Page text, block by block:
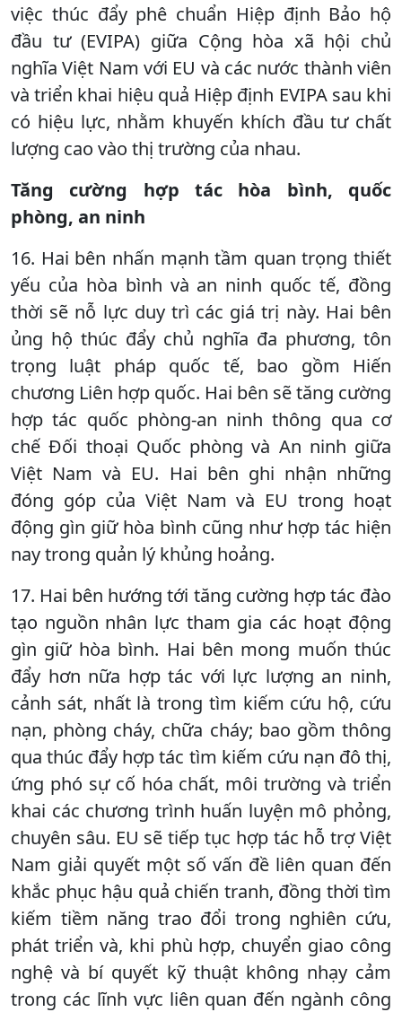
việc thúc đẩy phê chuẩn Hiệp định Bảo hộ
đầu tư (EVIPA) giữa Cộng hòa xã hội chủ
nghĩa Việt Nam với EU và các nước thành viên
và triển khai hiệu quả Hiệp định EVIPA sau khi
có hiệu lực, nhằm khuyến khích đầu tư chất
lượng cao vào thị trường của nhau.
Tăng cường hợp tác hòa bình, quốc
phòng, an ninh
16. Hai bên nhấn mạnh tầm quan trọng thiết
yếu của hòa bình và an ninh quốc tế, đồng
thời sẽ nỗ lực duy trì các giá trị này. Hai bên
ủng hộ thúc đẩy chủ nghĩa đa phương, tôn
trọng luật pháp quốc tế, bao gồm Hiến
chương Liên hợp quốc. Hai bên sẽ tăng cường
hợp tác quốc phòng-an ninh thông qua cơ
chế Đối thoại Quốc phòng và An ninh giữa
Việt Nam và EU. Hai bên ghi nhận những
đóng góp của Việt Nam và EU trong hoạt
động gìn giữ hòa bình cũng như hợp tác hiện
nay trong quản lý khủng hoảng.
17. Hai bên hướng tới tăng cường hợp tác đào
tạo nguồn nhân lực tham gia các hoạt động
gìn giữ hòa bình. Hai bên mong muốn thúc
đẩy hơn nữa hợp tác với lực lượng an ninh,
cảnh sát, nhất là trong tìm kiếm cứu hộ, cứu
nạn, phòng cháy, chữa cháy; bao gồm thông
qua thúc đẩy hợp tác tìm kiếm cứu nạn đô thị,
ứng phó sự cố hóa chất, môi trường và triển
khai các chương trình huấn luyện mô phỏng,
chuyên sâu. EU sẽ tiếp tục hợp tác hỗ trợ Việt
Nam giải quyết một số vấn đề liên quan đến
khắc phục hậu quả chiến tranh, đồng thời tìm
kiếm tiềm năng trao đổi trong nghiên cứu,
phát triển và, khi phù hợp, chuyển giao công
nghệ và bí quyết kỹ thuật không nhạy cảm
trong các lĩnh vực liên quan đến ngành công